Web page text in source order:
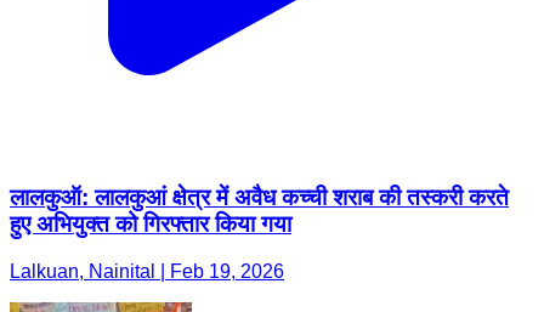
लालकुऑ: लालकुआं क्षेत्र में अवैध कच्ची शराब की तस्करी करते
हुए अभियुक्त को गिरफ्तार किया गया
Lalkuan, Nainital | Feb 19, 2026